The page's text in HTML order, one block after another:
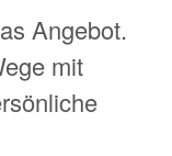
Angebot.
mit